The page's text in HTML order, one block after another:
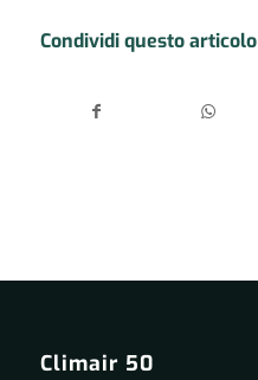
Condividi questo articolo
Climair 50